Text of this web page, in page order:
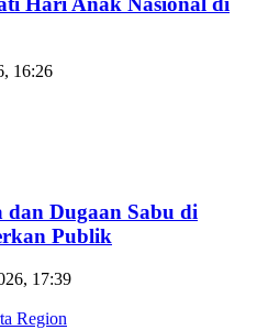
16:26
dan Dugaan Sabu di
Publik
17:39
Region